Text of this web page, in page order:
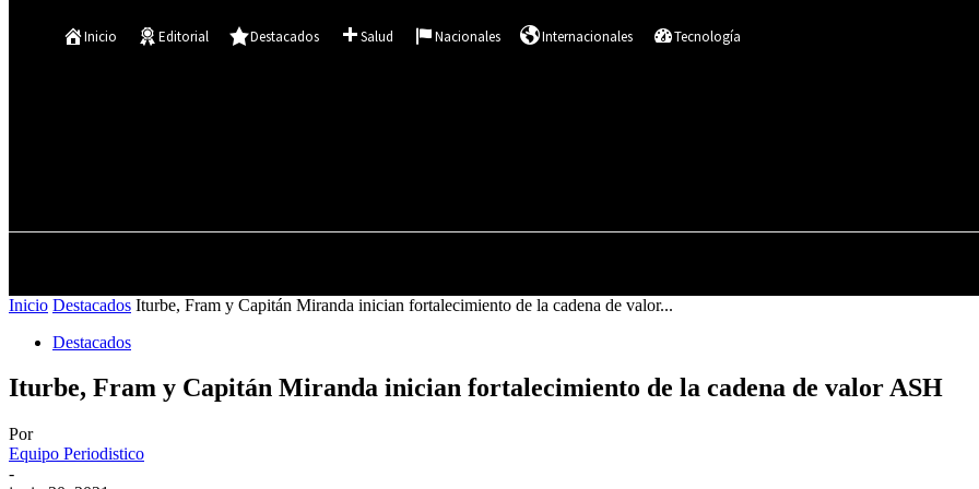
Inicio
Editorial Destacados Salud Nacionales Internacionales Tecnología
Inicio Destacados Iturbe, Fram y Capitán Miranda inician fortalecimiento de la cadena de valor...
Destacados
Iturbe, Fram y Capitán Miranda inician fortalecimiento de la cadena de valor ASH
Por
Equipo Periodistico
-